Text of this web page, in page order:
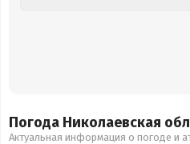
Погода Николаевская
Актуальная информация о погоде и